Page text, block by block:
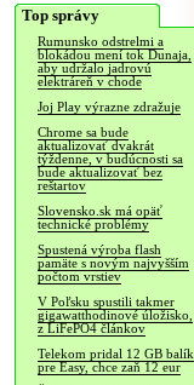
Top správy
Rumunsko odstrelmi a
blokádou mení tok Dunaja,
aby udržalo jadrovú
elektráreň v chode
Joj Play výrazne zdražuje
Chrome sa bude
aktualizovať dvakrát
týždenne, v budúcnosti sa
bude aktualizovať bez
reštartov
Slovensko.sk má opäť
technické problémy
Spustená výroba flash
pamäte s novým najvyšším
počtom vrstiev
V Poľsku spustili takmer
gigawatthodinové úložisko,
z LiFePO4 článkov
Telekom pridal 12 GB balík
pre Easy, chce zaň 12 eur